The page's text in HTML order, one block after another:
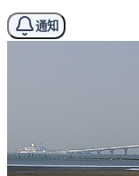
通知